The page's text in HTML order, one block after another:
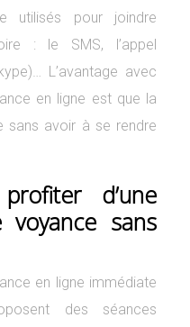
utilisés pour joindre
: le SMS, l’appel
L’avantage avec
en ligne est que la
sans avoir à se rendre
d’une
voyance sans
en ligne immédiate
des séances